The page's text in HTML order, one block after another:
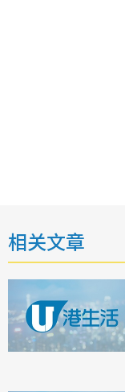
相关文章